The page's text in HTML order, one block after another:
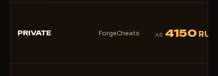
PRIVATE ForgeCheats AB 4150 RUB